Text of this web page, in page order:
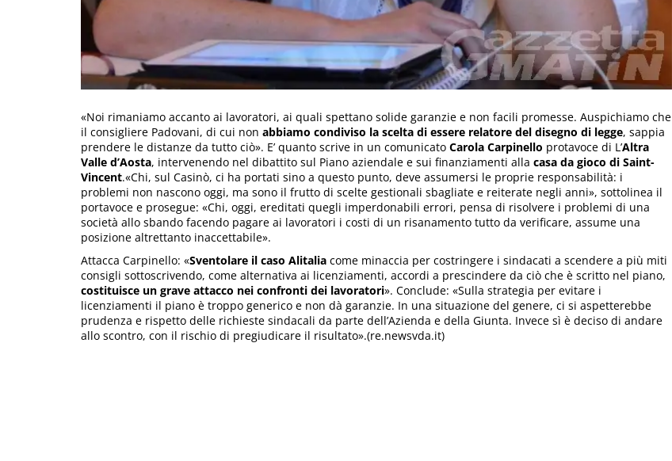
«Noi rimaniamo accanto ai lavoratori, ai quali spettano solide garanzie e non facili promesse. Auspichiamo che
il consigliere Padovani, di cui non abbiamo condiviso la scelta di essere relatore del disegno di legge, sappia
prendere le distanze da tutto ciò». E’ quanto scrive in un comunicato Carola Carpinello protavoce di L’Altra
Valle d’Aosta, intervenendo nel dibattito sul Piano aziendale e sui finanziamenti alla casa da gioco di Saint-
Vincent.«Chi, sul Casinò, ci ha portati sino a questo punto, deve assumersi le proprie responsabilità: i
problemi non nascono oggi, ma sono il frutto di scelte gestionali sbagliate e reiterate negli anni», sottolinea il
portavoce e prosegue: «Chi, oggi, ereditati quegli imperdonabili errori, pensa di risolvere i problemi di una
società allo sbando facendo pagare ai lavoratori i costi di un risanamento tutto da verificare, assume una
posizione altrettanto inaccettabile».
Attacca Carpinello: «Sventolare il caso Alitalia come minaccia per costringere i sindacati a scendere a più miti
consigli sottoscrivendo, come alternativa ai licenziamenti, accordi a prescindere da ciò che è scritto nel piano,
costituisce un grave attacco nei confronti dei lavoratori». Conclude: «Sulla strategia per evitare i
licenziamenti il piano è troppo generico e non dà garanzie. In una situazione del genere, ci si aspetterebbe
prudenza e rispetto delle richieste sindacali da parte dell’Azienda e della Giunta. Invece sì è deciso di andare
allo scontro, con il rischio di pregiudicare il risultato».(re.newsvda.it)